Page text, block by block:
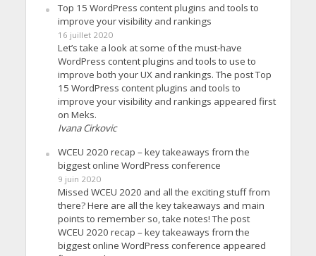
Top 15 WordPress content plugins and tools to
improve your visibility and rankings
16 juillet 2020
Let’s take a look at some of the must-have
WordPress content plugins and tools to use to
improve both your UX and rankings. The post Top
15 WordPress content plugins and tools to
improve your visibility and rankings appeared first
on Meks.
Ivana Cirkovic
WCEU 2020 recap – key takeaways from the
biggest online WordPress conference
9 juin 2020
Missed WCEU 2020 and all the exciting stuff from
there? Here are all the key takeaways and main
points to remember so, take notes! The post
WCEU 2020 recap – key takeaways from the
biggest online WordPress conference appeared